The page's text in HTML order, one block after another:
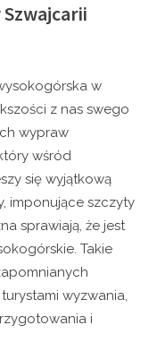
w
z nas swego
wypraw
wśród
się wyjątkową
imponujące szczyty
sprawiają, że jest
Takie
wyzwania,
i